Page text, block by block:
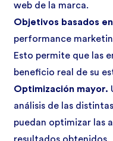
web de la marca.
Objetivos basados
performance
Esto permite que las
beneficio real de su
Optimización mayor.
análisis de las
puedan optimizar las